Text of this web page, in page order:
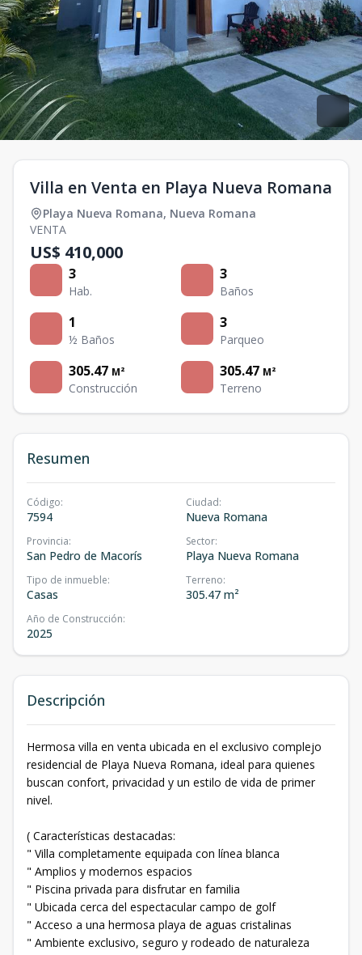
Villa en Venta en Playa Nueva Romana
Playa Nueva Romana, Nueva Romana
VENTA
US$ 410,000
3
Hab.
3
Baños
1
½ Baños
3
Parqueo
305.47 M²
Construcción
305.47 M²
Terreno
Resumen
Código:
7594
Ciudad:
Nueva Romana
Provincia:
San Pedro de Macorís
Sector:
Playa Nueva Romana
Tipo de inmueble:
Casas
Terreno:
305.47 m²
Año de Construcción:
2025
Descripción
Hermosa villa en venta ubicada en el exclusivo complejo
residencial de Playa Nueva Romana, ideal para quienes
buscan confort, privacidad y un estilo de vida de primer
nivel.
( Características destacadas:
" Villa completamente equipada con línea blanca
" Amplios y modernos espacios
" Piscina privada para disfrutar en familia
" Ubicada cerca del espectacular campo de golf
" Acceso a una hermosa playa de aguas cristalinas
" Ambiente exclusivo, seguro y rodeado de naturaleza